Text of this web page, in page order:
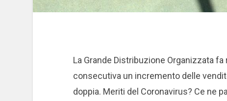
La Grande Distribuzione Organizzata
consecutiva un incremento delle
doppia. Meriti del Coronavirus? Ce ne